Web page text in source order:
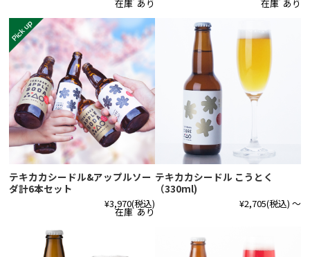
在庫 あり 在庫 あり
テキカカシードル&アップルソー
ダ計6本セット
¥3,970(税込)
在庫 あり
テキカカシードル こうとく
（330ml)
¥2,705(税込) ～